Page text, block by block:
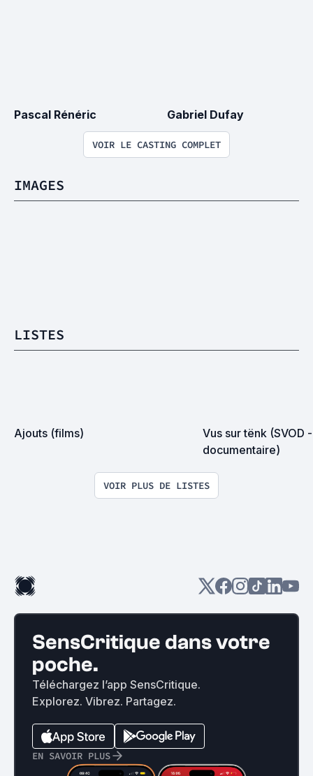
Pascal Rénéric Gabriel Dufay
VOIR LE CASTING COMPLET
IMAGES
LISTES
Ajouts (films)
Vus sur tënk (SVOD
documentaire)
VOIR PLUS DE LISTES
SensCritique dans votre
poche.
Téléchargez l’app SensCritique.
Explorez. Vibrez. Partagez.
EN SAVOIR PLUS